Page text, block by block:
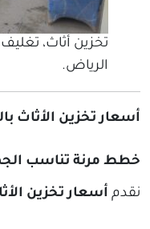
تخزين أثاث،
الرياض.
أسعار تخزين الأثاث
خطط مرنة تناسب
نقدم أسعار تخزين